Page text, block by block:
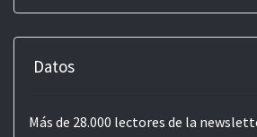
Datos
Más de 28.000 lectores de la